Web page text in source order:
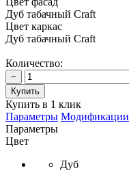
Дуб табачный Craft
Цвет каркас
Дуб табачный Craft
Количество:
−
Купить
Купить в 1 клик
Параметры Модификации
Параметры
Цвет
Дуб